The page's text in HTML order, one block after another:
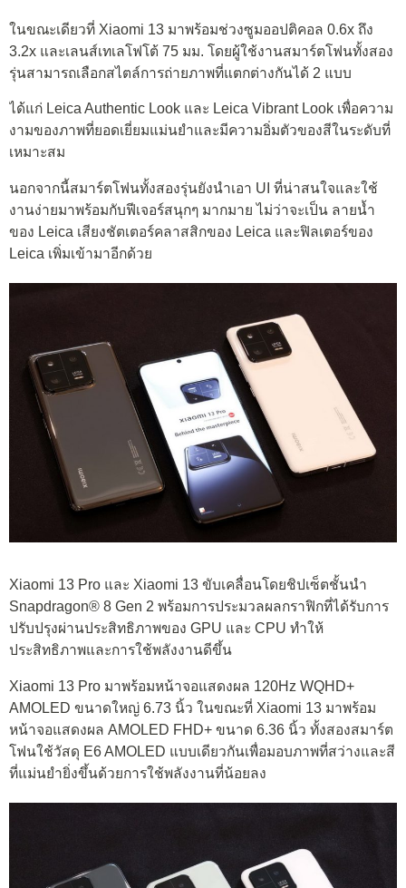
ในขณะเดียวที่ Xiaomi 13 มาพร้อมช่วงซูมออปติคอล 0.6x ถึง
3.2x และเลนส์เทเลโฟโต้ 75 มม. โดยผู้ใช้งานสมาร์ตโฟนทั้งสอง
รุ่นสามารถเลือกสไตล์การถ่ายภาพที่แตกต่างกันได้ 2 แบบ
ได้แก่ Leica Authentic Look และ Leica Vibrant Look เพื่อความ
งามของภาพที่ยอดเยี่ยมแม่นยำและมีความอิ่มตัวของสีในระดับที่
เหมาะสม
นอกจากนี้สมาร์ตโฟนทั้งสองรุ่นยังนำเอา UI ที่น่าสนใจและใช้
งานง่ายมาพร้อมกับฟีเจอร์สนุกๆ มากมาย ไม่ว่าจะเป็น ลายน้ำ
ของ Leica เสียงชัตเตอร์คลาสสิกของ Leica และฟิลเตอร์ของ
Leica เพิ่มเข้ามาอีกด้วย
Xiaomi 13 Pro และ Xiaomi 13 ขับเคลื่อนโดยชิปเซ็ตชั้นนำ
Snapdragon®️ 8 Gen 2 พร้อมการประมวลผลกราฟิกที่ได้รับการ
ปรับปรุงผ่านประสิทธิภาพของ GPU และ CPU ทำให้
ประสิทธิภาพและการใช้พลังงานดีขึ้น
Xiaomi 13 Pro มาพร้อมหน้าจอแสดงผล 120Hz WQHD+
AMOLED ขนาดใหญ่ 6.73 นิ้ว ในขณะที่ Xiaomi 13 มาพร้อม
หน้าจอแสดงผล AMOLED FHD+ ขนาด 6.36 นิ้ว ทั้งสองสมาร์ต
โฟนใช้วัสดุ E6 AMOLED แบบเดียวกันเพื่อมอบภาพที่สว่างและสี
ที่แม่นยำยิ่งขึ้นด้วยการใช้พลังงานที่น้อยลง